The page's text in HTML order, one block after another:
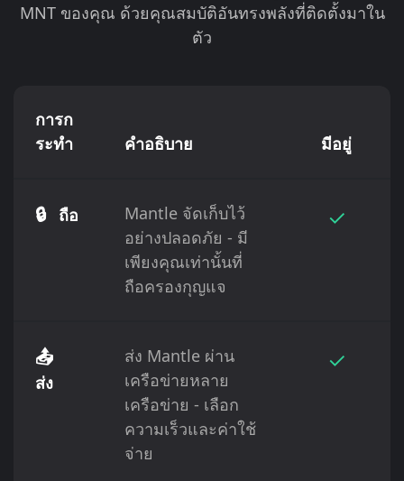
MNT ของคุณ ด้วยคุณสมบัติอันทรงพลังที่ติดตั้งมาใน
ตัว
การก
ระทำ
คำอธิบาย มีอยู่
🔒 ถือ
Mantle จัดเก็บไว้
อย่างปลอดภัย - มี
เพียงคุณเท่านั้นที่
ถือครองกุญแจ
✓
📤
ส่ง
ส่ง Mantle ผ่าน
เครือข่ายหลาย
เครือข่าย - เลือก
ความเร็วและค่าใช้
จ่าย
✓